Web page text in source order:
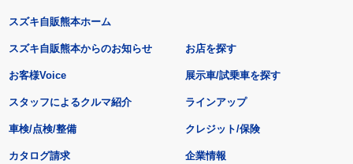
スズキ自販熊本ホーム
スズキ自販熊本からのお知らせ
お客様Voice
スタッフによるクルマ紹介
お店を探す
展示車/試乗車を探す
ラインアップ
車検/点検/整備 クレジット/保険
カタログ請求 企業情報